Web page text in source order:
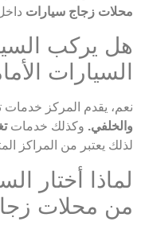
محلات زجاج سيارات
هل يركب
السيارات
نعم، يقدم المركز خدمات
والخلفي. وكذلك خدمات
لذلك يعتبر من المراكز
لماذا أختار
من محلات